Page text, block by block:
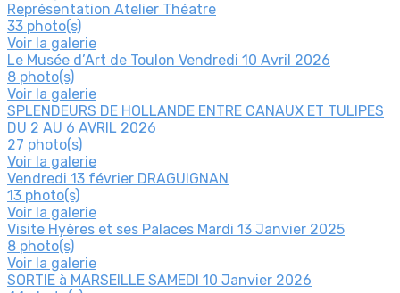
Représentation Atelier Théatre
33 photo(s)
Voir la galerie
Le Musée d’Art de Toulon Vendredi 10 Avril 2026
8 photo(s)
Voir la galerie
SPLENDEURS DE HOLLANDE ENTRE CANAUX ET TULIPES
DU 2 AU 6 AVRIL 2026
27 photo(s)
Voir la galerie
Vendredi 13 février DRAGUIGNAN
13 photo(s)
Voir la galerie
Visite Hyères et ses Palaces Mardi 13 Janvier 2025
8 photo(s)
Voir la galerie
SORTIE à MARSEILLE SAMEDI 10 Janvier 2026